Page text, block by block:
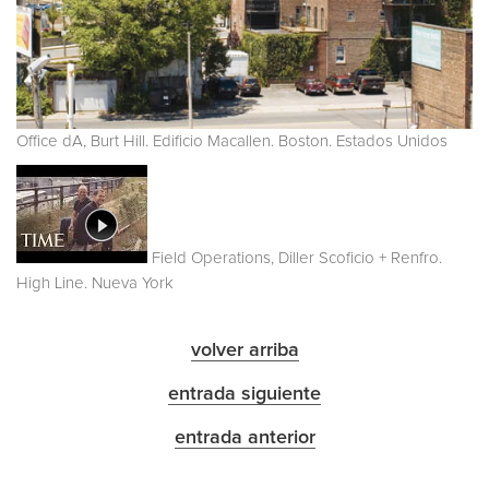
Office dA, Burt Hill. Edificio Macallen. Boston. Estados Unidos
Field Operations, Diller Scoficio + Renfro.
High Line. Nueva York
volver arriba
entrada siguiente
entrada anterior